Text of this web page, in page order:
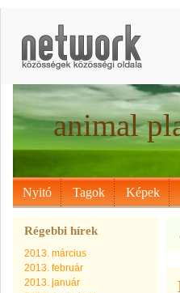
animal
Nyitó Tagok Képek
Régebbi hírek
2013. március
2013. február
2013. január